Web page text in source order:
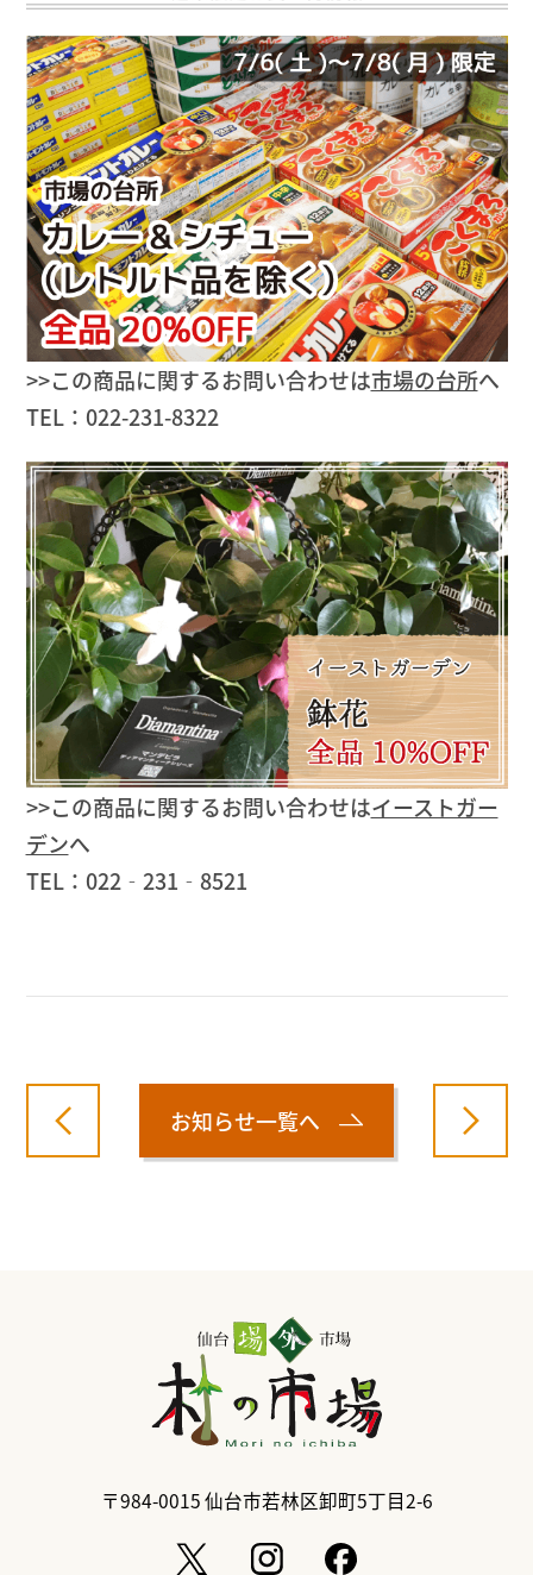
>>この商品に関するお問い合わせは市場の台所へ
TEL：022-231-8322
>>この商品に関するお問い合わせはイーストガー
デンへ
TEL：022‐231‐8521
お知らせ一覧へ
〒984-0015仙台市若林区卸町5丁目2-6